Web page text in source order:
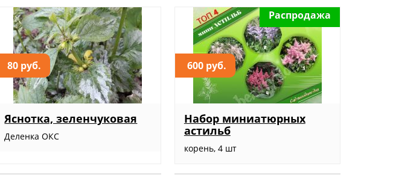
80 руб.
Яснотка, зеленчуковая
Деленка ОКС
600 руб.
Распродажа
Набор миниатюрных
астильб
корень, 4 шт